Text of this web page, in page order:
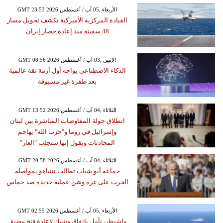
GMT 23:53 2026 الأربعاء ,05 آب / أغسطس
القيادة المركزية الأميركية تكشف تحويل مسار
48 سفينة منذ إعادة حصار إيران
GMT 08:56 2026 الإثنين ,03 آب / أغسطس
الذكاء الاصطناعي يواجه أول أزمة ثقة عالمية
بعد طفرة غير مسبوقة
GMT 13:52 2026 الثلاثاء ,04 آب / أغسطس
انطلاق جولة المفاوضات المباشرة بين لبنان
وإسرائيل في روما و"حزب الله" يهاجم
المحادثات ويقول إنها ستجلب "العار"
GMT 20:58 2026 الثلاثاء ,04 آب / أغسطس
جماعة أبو شباب تطالب نتنياهو بمواصلة
الحرب على غزة وشن عملية جديدة ضد حماس
GMT 02:55 2026 الأربعاء ,05 آب / أغسطس
واشنطن تأمل باتفاق وشيك لإعادة فتح مضيق